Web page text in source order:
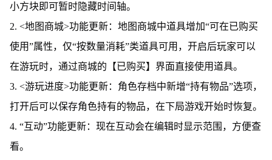
小方块即可暂时隐藏时间轴。
2. <地图商城>功能更新：地图商城中道具增加“可在已购买
使用”属性，仅“按数量消耗”类道具可用，开启后玩家可以
在游玩时，通过商城的【已购买】界面直接使用道具。
3. <游玩进度>功能更新：角色存档中新增“持有物品”选项，
打开后可以保存角色持有的物品，在下局游戏开始时恢复。
4. “互动”功能更新：现在互动会在编辑时显示范围，方便查
看。